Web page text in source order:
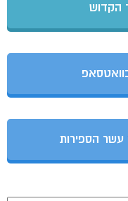
הקדוש
עשר הספירות